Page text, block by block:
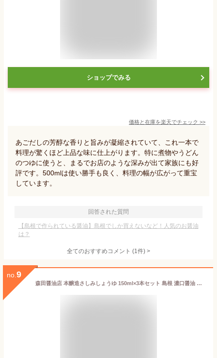
ショップでみる
価格と在庫を楽天でチェック >>
あごだしの芳醇な香りと旨みが凝縮されていて、これ一本で
料理が驚くほど上品な味に仕上がります。特に煮物やうどん
のつゆに使うと、まるでお店のような深みが出て家族にも好
評です。500mlは使い勝手も良く、料理の幅が広がって重宝
しています。
回答された質問
【島根で作られている醤油】島根でしか買えないなど！人気のお醤油
は？
全てのおすすめコメント (1件) >
no. 9
森田醤油店 本醸造さしみしょうゆ 150ml×3本セット 島根 濃口醤油 醤油 刺身 寿司 餅 刺身醤油 本格派醤油 甘い醤油 島根県産大豆 本醸造